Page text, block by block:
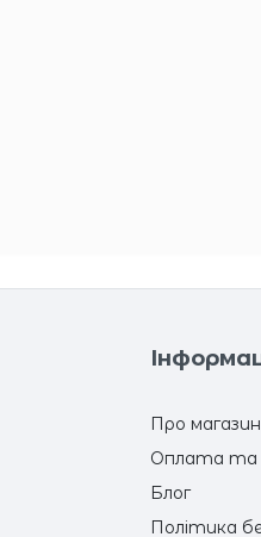
Про магазин
Оплата та
Блог
Політика